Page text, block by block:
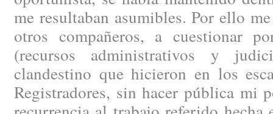
me resultaban asumibles. Por ello
otros compañeros, a cuestionar
(recursos administrativos y
clandestino que hicieron en los
Registradores, sin hacer pública mi